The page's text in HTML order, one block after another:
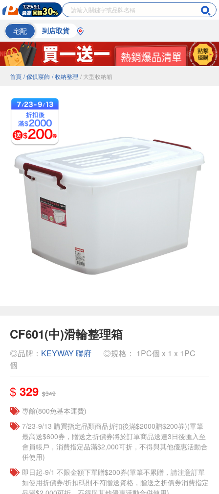
宅配 到店取貨
首頁 / 傢俱寢飾 / 收納整理 / 大型收納箱
CF601(中)滑輪整理箱
◎品牌： KEYWAY 聯府
◎規格： 1PC個 x 1 x 1PC
個
$ 329 $349
專館(800免基本運費)
7/23-9/13 購買指定品類商品折扣後滿$2000贈$200券)(單筆
最高送$600券，贈送之折價券將於訂單商品送達3日後匯入至
會員帳戶，消費指定品滿$2,000可折，不得與其他優惠活動合
併使用)
即日起-9/1 不限金額下單贈$200券(單筆不累贈，請注意訂單
如使用折價券/折扣碼則不符贈送資格，贈送之折價券消費指定